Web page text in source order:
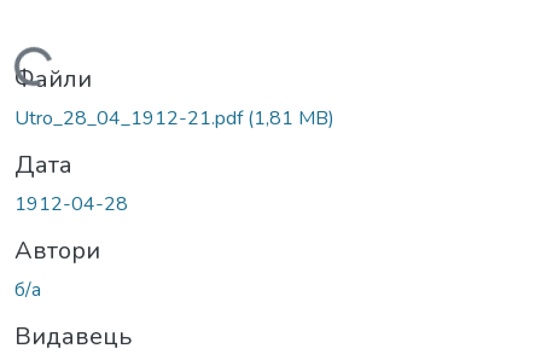
Вантажиться...
Файли
Utro_28_04_1912-21.pdf(1,81 MB)
Дата
1912-04-28
Автори
б/а
Видавець